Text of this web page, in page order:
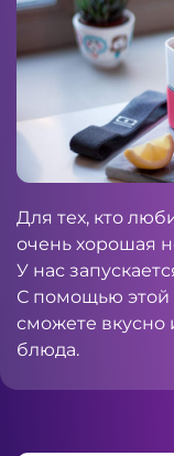
Для тех, кто
очень хорошая
У нас
С помощью этой
сможете вкусно
блюда.